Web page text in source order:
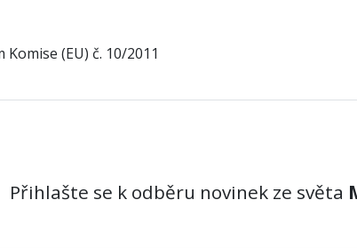
(EU) č. 10/2011
Přihlašte se k odběru novinek ze světa